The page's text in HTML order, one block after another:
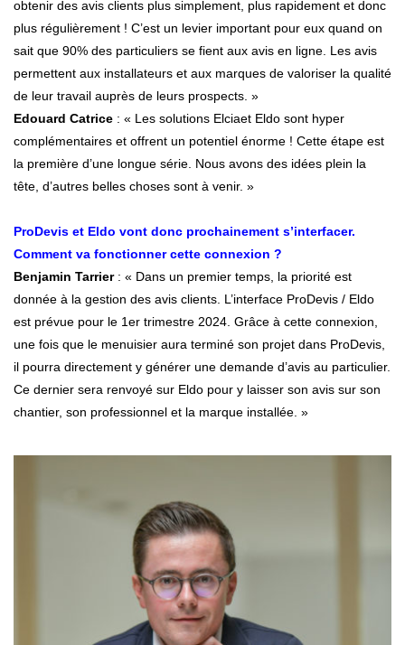
obtenir des avis clients plus simplement, plus rapidement et donc
plus régulièrement ! C’est un levier important pour eux quand on
sait que 90% des particuliers se fient aux avis en ligne. Les avis
permettent aux installateurs et aux marques de valoriser la qualité
de leur travail auprès de leurs prospects. »
Edouard Catrice : « Les solutions Elciaet Eldo sont hyper
complémentaires et offrent un potentiel énorme ! Cette étape est
la première d’une longue série. Nous avons des idées plein la
tête, d’autres belles choses sont à venir. »
ProDevis et Eldo vont donc prochainement s’interfacer.
Comment va fonctionner cette connexion ?
Benjamin Tarrier: « Dans un premier temps, la priorité est
donnée à la gestion des avis clients. L’interface ProDevis / Eldo
est prévue pour le 1er trimestre 2024. Grâce à cette connexion,
une fois que le menuisier aura terminé son projet dans ProDevis,
il pourra directement y générer une demande d’avis au particulier.
Ce dernier sera renvoyé sur Eldo pour y laisser son avis sur son
chantier, son professionnel et la marque installée. »